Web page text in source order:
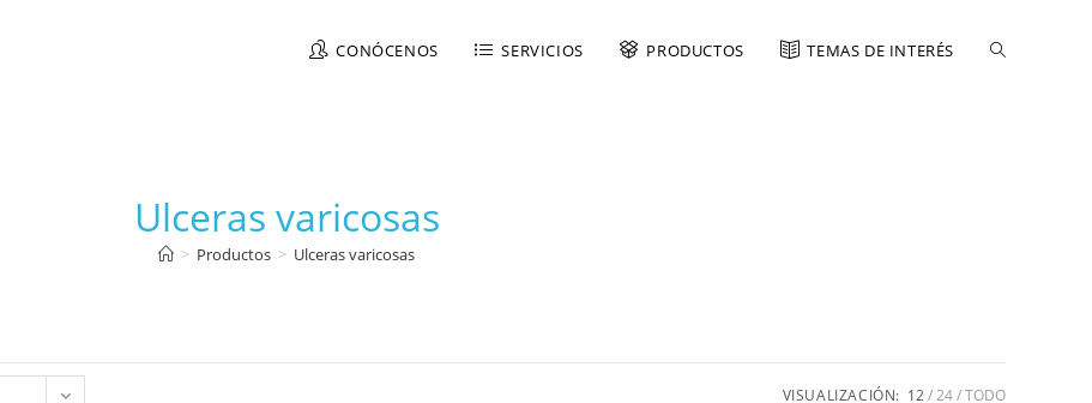
CONÓCENOS SERVICIOS PRODUCTOS TEMAS DE INTERÉS
Ulceras varicosas
> Productos > Ulceras varicosas
VISUALIZACIÓN: 12 24 TODO